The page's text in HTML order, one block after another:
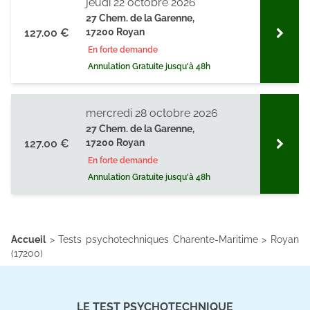
127.00 €
27 Chem. de la Garenne,
17200 Royan
En forte demande
Annulation Gratuite jusqu'à 48h
127.00 €
27 Chem. de la Garenne,
17200 Royan
En forte demande
Annulation Gratuite jusqu'à 48h
mercredi 28 octobre 2026
Accueil>Tests psychotechniques Charente-Maritime> Royan
(17200)
LE TEST PSYCHOTECHNIQUE